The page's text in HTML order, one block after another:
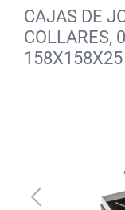
CAJAS DE
COLLARES,